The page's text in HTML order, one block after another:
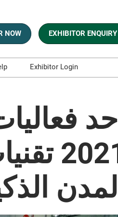
NOW EXHIBITOR ENQUIRY
Exhibitor Login
أحد
المدن